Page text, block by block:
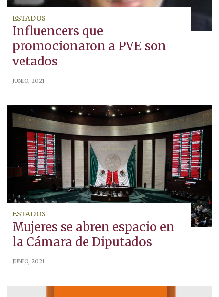
ESTADOS
Influencers que
promocionaron a PVE son
vetados
JUNIO, 2021
ESTADOS
Mujeres se abren espacio en
la Cámara de Diputados
JUNIO, 2021